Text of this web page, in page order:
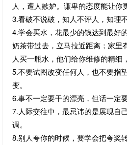
人，遭人嫉妒。谦卑的态度能让你
3.看破不说破，知人不评人，知理不
4.学会买水，花最少的钱达到最好
奶茶带过去，立马拉近距离；家里
人买一瓶水，他们给你维修的精细
5.不要试图改变任何人，也不要指
变。
6.事不一定要干的漂亮，但话一定
7.人际交往中，最忌讳的是展现自
调。
8.别人夸你的时候，要学会把夸奖